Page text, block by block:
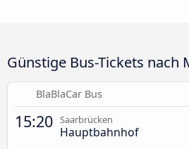
Günstige Bus-Tickets nach
BlaBlaCar Bus
15:20 Saarbrücken
Hauptbahnhof